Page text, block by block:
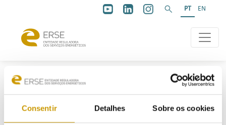
Consentir Detalhes Sobre os cookies
PT EN
ERSEFORMA